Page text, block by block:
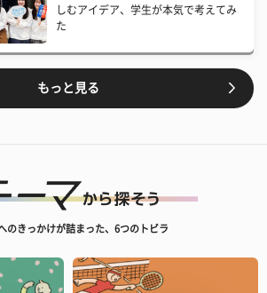
しむアイデア、学生が本気で考えてみ
た
もっと見る
のきっかけが詰まった、6つのトビラ